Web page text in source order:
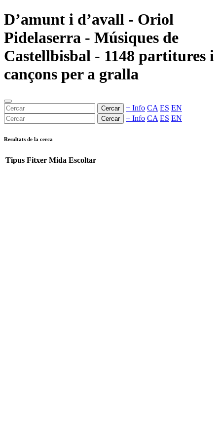
D’amunt i d’avall - Oriol
Pidelaserra - Músiques de
Castellbisbal - 1148 partitures i
cançons per a gralla
Cercar + Info CA ES EN
Cercar + Info CA ES EN
Resultats de la cerca
Tipus Fitxer Mida Escoltar